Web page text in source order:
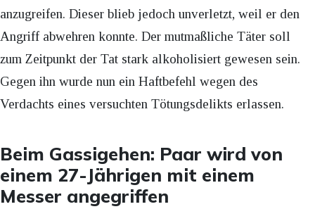
anzugreifen. Dieser blieb jedoch unverletzt, weil er den
Angriff abwehren konnte. Der mutmaßliche Täter soll
zum Zeitpunkt der Tat stark alkoholisiert gewesen sein.
Gegen ihn wurde nun ein Haftbefehl wegen des
Verdachts eines versuchten Tötungsdelikts erlassen.
Beim Gassigehen: Paar wird von
einem 27-Jährigen mit einem
Messer angegriffen